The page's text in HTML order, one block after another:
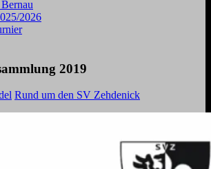
2026
2019
Rund um den SV Zehdenick